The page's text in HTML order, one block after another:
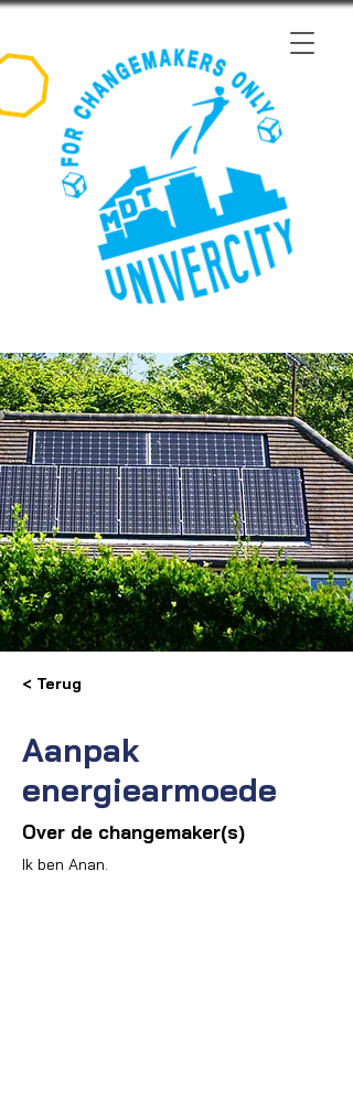
< Terug
Aanpak
energiearmoede
Over de changemaker(s)
Ik ben Anan.